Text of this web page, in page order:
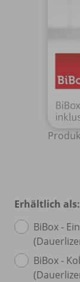
Erhältlich als:
BiBox -
BiBox -